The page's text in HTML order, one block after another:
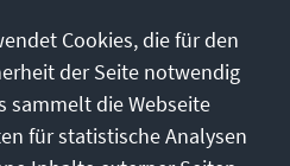
Cookies, die für den
der Seite notwendig
sammelt die Webseite
für statistische Analysen